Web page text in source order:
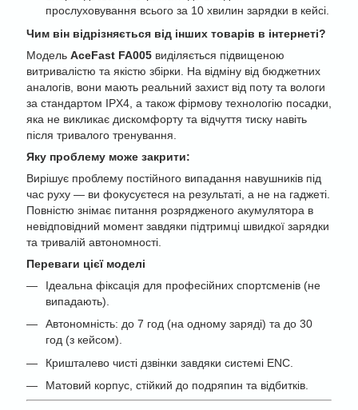
прослуховування всього за 10 хвилин зарядки в кейсі.
Чим він відрізняється від інших товарів в інтернеті?
Модель AceFast FA005 виділяється підвищеною
витривалістю та якістю збірки. На відміну від бюджетних
аналогів, вони мають реальний захист від поту та вологи
за стандартом IPX4, а також фірмову технологію посадки,
яка не викликає дискомфорту та відчуття тиску навіть
після тривалого тренування.
Яку проблему може закрити:
Вирішує проблему постійного випадання навушників під
час руху — ви фокусуєтеся на результаті, а не на гаджеті.
Повністю знімає питання розрядженого акумулятора в
невідповідний момент завдяки підтримці швидкої зарядки
та тривалій автономності.
Переваги цієї моделі
Ідеальна фіксація для професійних спортсменів (не
випадають).
Автономність: до 7 год (на одному заряді) та до 30
год (з кейсом).
Кришталево чисті дзвінки завдяки системі ENC.
Матовий корпус, стійкий до подряпин та відбитків.